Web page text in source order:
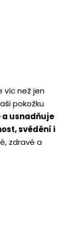
víc než jen
pokožku
a usnadňuje
svědění i
zdravé a